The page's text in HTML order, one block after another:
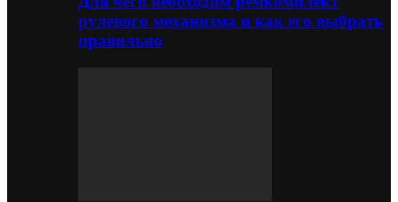
рулевого механизма и как его выбрать
правильно